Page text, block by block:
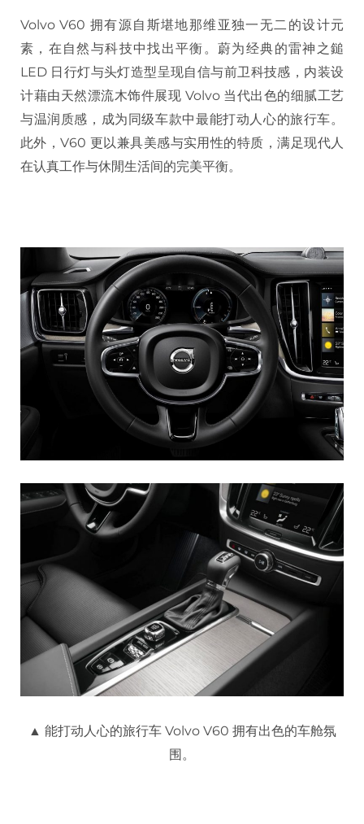
Volvo V60 拥有源自斯堪地那维亚独一无二的设计元
素，在自然与科技中找出平衡。蔚为经典的雷神之鎚
LED 日行灯与头灯造型呈现自信与前卫科技感，内装设
计藉由天然漂流木饰件展现 Volvo 当代出色的细腻工艺
与温润质感，成为同级车款中最能打动人心的旅行车。
此外，V60 更以兼具美感与实用性的特质，满足现代人
在认真工作与休閒生活间的完美平衡。
▲ 能打动人心的旅行车 Volvo V60 拥有出色的车舱氛
围。